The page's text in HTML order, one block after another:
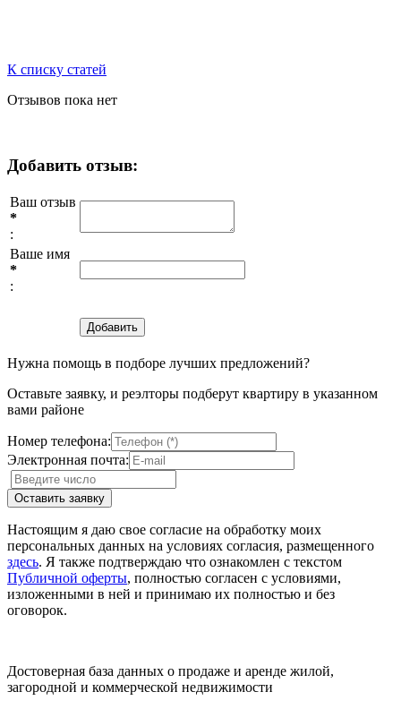
К списку статей
Отзывов пока нет
Добавить отзыв:
Ваш отзыв
*
:
Ваше имя
*
:
Нужна помощь в подборе лучших предложений?
Оставьте заявку, и реэлторы подберут квартиру в указанном
вами районе
Номер телефона:
Электронная почта:
Настоящим я даю свое согласие на обработку моих
персональных данных на условиях согласия, размещенного
здесь. Я также подтверждаю что ознакомлен с текстом
Публичной оферты, полностью согласен с условиями,
изложенными в ней и принимаю их полностью и без
оговорок.
Достоверная база данных о продаже и аренде жилой,
загородной и коммерческой недвижимости